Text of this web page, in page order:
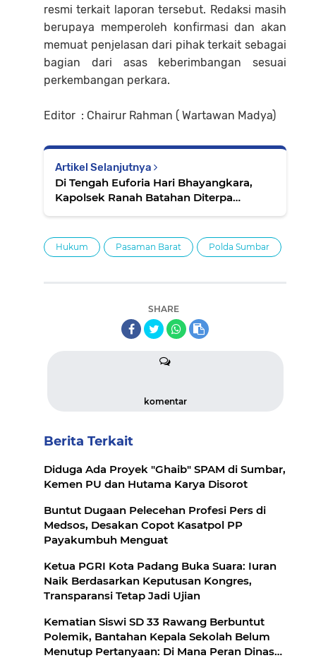
resmi terkait laporan tersebut. Redaksi masih
berupaya memperoleh konfirmasi dan akan
memuat penjelasan dari pihak terkait sebagai
bagian dari asas keberimbangan sesuai
perkembangan perkara.
Editor : Chairur Rahman ( Wartawan Madya)
Artikel Selanjutnya
Di Tengah Euforia Hari Bhayangkara,
Kapolsek Ranah Batahan Diterpa
Hukum Pasaman Barat Polda Sumbar
SHARE
komentar
Berita Terkait
Diduga Ada Proyek "Ghaib" SPAM di Sumbar,
Kemen PU dan Hutama Karya Disorot
Buntut Dugaan Pelecehan Profesi Pers di
Medsos, Desakan Copot Kasatpol PP
Payakumbuh Menguat
Ketua PGRI Kota Padang Buka Suara: Iuran
Naik Berdasarkan Keputusan Kongres,
Transparansi Tetap Jadi Ujian
Kematian Siswi SD 33 Rawang Berbuntut
Polemik, Bantahan Kepala Sekolah Belum
Menutup Pertanyaan: Di Mana Peran Dinas